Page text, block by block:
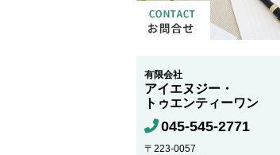
有限会社
アイエヌジー・
トゥエンティーワン
045-545-2771
〒223-0057